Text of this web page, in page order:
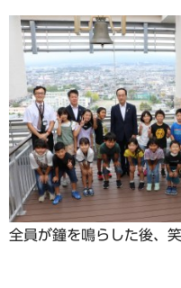
全員が鐘を鳴らした後、